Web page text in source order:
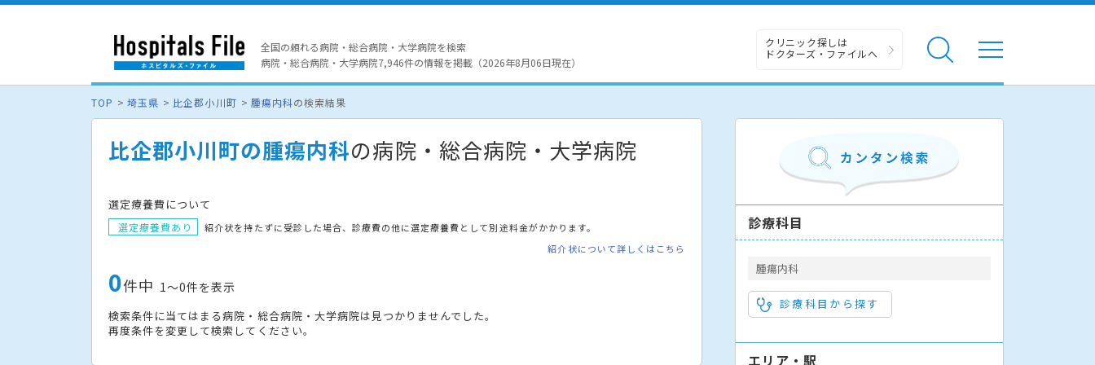
全国の頼れる病院・総合病院・大学病院を検索
病院・総合病院・大学病院7,946件の情報を掲載（2026年8月06日現在）
クリニック探しは
ドクターズ・ファイルへ
TOP 埼玉県 比企郡小川町 腫瘍内科の検索結果
比企郡小川町の腫瘍内科の病院・総合病院・大学病院
選定療養費について
選定療養費あり
紹介状を持たずに受診した場合、診療費の他に選定療養費として別途料金がかかります。
紹介状について詳しくはこちら
0件中 1〜0件を表示
検索条件に当てはまる病院・総合病院・大学病院は見つかりませんでした。
再度条件を変更して検索してください。
診療科目
腫瘍内科
診療科目から探す
エリア・駅